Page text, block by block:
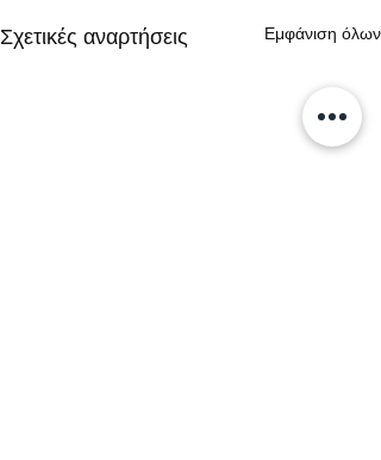
Σχετικές αναρτήσεις Εμφάνιση όλων